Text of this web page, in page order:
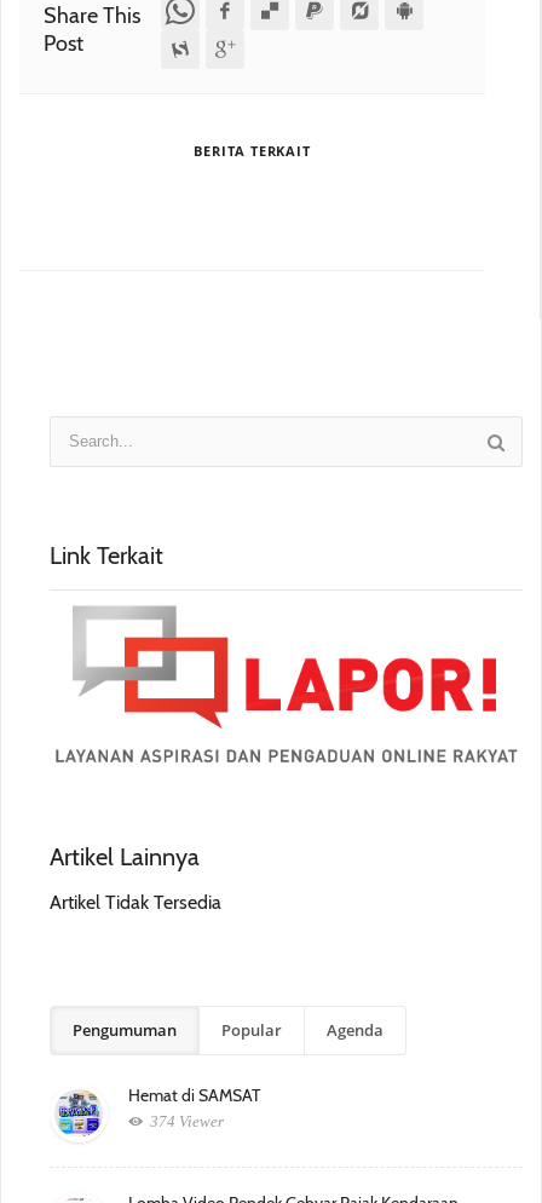
Share This
Post
BERITA TERKAIT
Link Terkait
Artikel Lainnya
Artikel Tidak Tersedia
Pengumuman Popular Agenda
Hemat di SAMSAT
374 Viewer